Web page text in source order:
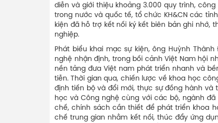
diễn và giới thiệu khoảng 3.000 quy trình,
trong nước và quốc tế, tổ chức KH&CN các
kiện đã hỗ trợ kết nối ký kết biên bản ghi
nghiệp.
Phát biểu khai mạc sự kiện, ông Huỳnh
nghệ nhận định, trong bối cảnh Việt Nam hội
nền tảng đưa Việt nam phát triển nhanh và
tiễn. Thời gian qua, chiến lược về khoa học
định tiến bộ và đổi mới, thực sự đồng hành và
học và Công nghệ cùng với các bộ, ngành
chế, chính sách cần thiết để phát triển khoa
chế trung gian nhằm kết nối, thúc đẩy ứng